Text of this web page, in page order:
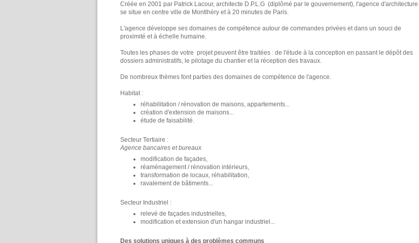
Créée en 2001 par Patrick Lacour, architecte D.P.L.G (diplômé par le gouvernement), l'agence d'architecture
se situe en centre ville de Montlhéry et à 20 minutes de Paris.
L'agence développe ses domaines de compétence autour de commandes privées et dans un souci de
proximité et à échelle humaine.
Toutes les phases de votre projet peuvent être traitées : de l'étude à la conception en passant le dépôt des
dossiers administratifs, le pilotage du chantier et la réception des travaux.
De nombreux thèmes font parties des domaines de compétence de l'agence.
Habitat :
réhabilitation / rénovation de maisons, appartements...
création d'extension de maisons...
étude de faisabilité.
Secteur Tertiaire :
Agence bancaires et bureaux
modification de façades,
réaménagement / rénovation intérieurs,
transformation de locaux, réhabilitation,
ravalement de bâtiments...
Secteur Industriel :
relevé de façades industrielles,
modification et extension d'un hangar industriel...
Des solutions uniques à des problèmes communs